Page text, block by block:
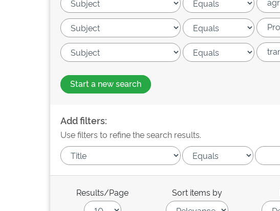
Start a new search
Add filters:
Use filters to refine the search results.
Results/Page Sort items by